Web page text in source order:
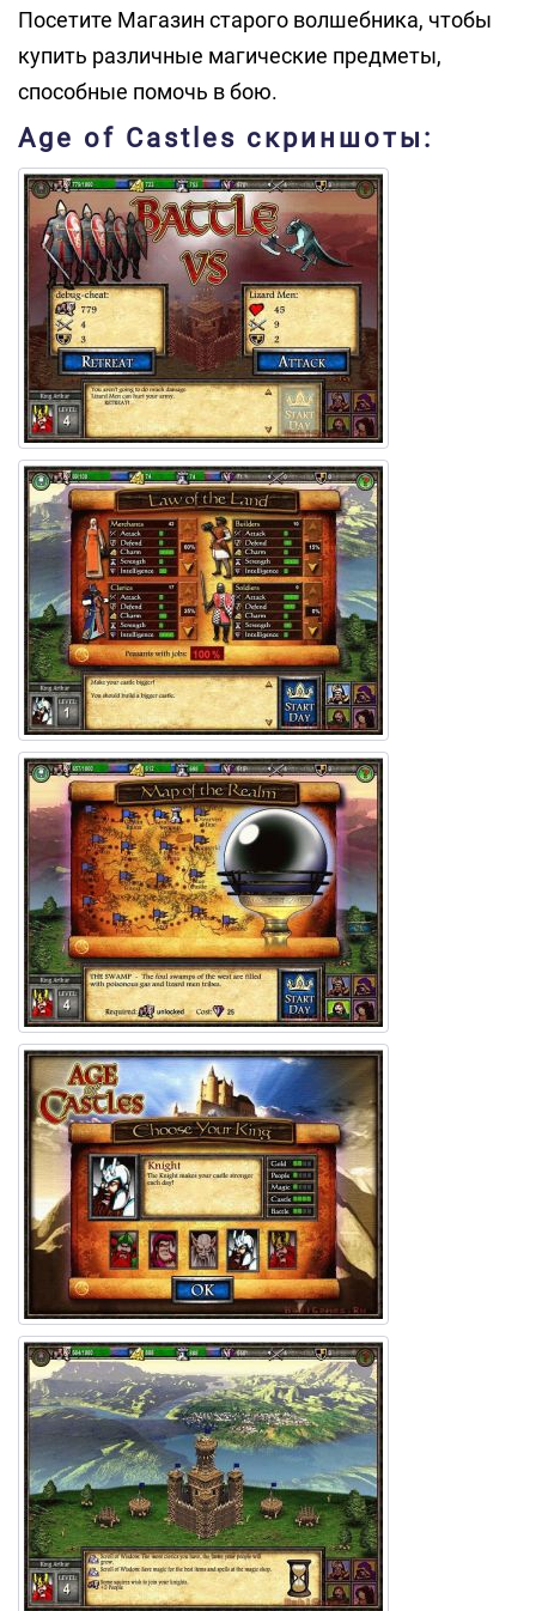
Посетите Магазин старого волшебника, чтобы
купить различные магические предметы,
способные помочь в бою.
Age of Castles скриншоты: